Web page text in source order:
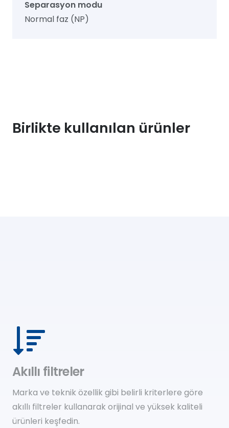
Separasyon modu
Normal faz (NP)
Birlikte kullanılan ürünler
Akıllı filtreler
Marka ve teknik özellik gibi belirli kriterlere göre
akıllı filtreler kullanarak orijinal ve yüksek kaliteli
ürünleri keşfedin.